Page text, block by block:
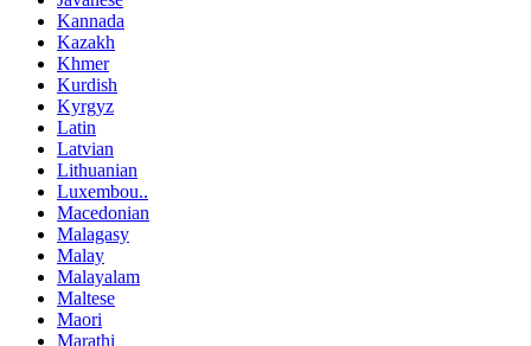
Kannada
Kazakh
Khmer
Kurdish
Kyrgyz
Latin
Latvian
Lithuanian
Luxembou..
Macedonian
Malagasy
Malay
Malayalam
Maltese
Maori
Marathi